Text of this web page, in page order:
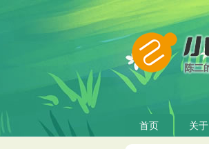
首页 关于